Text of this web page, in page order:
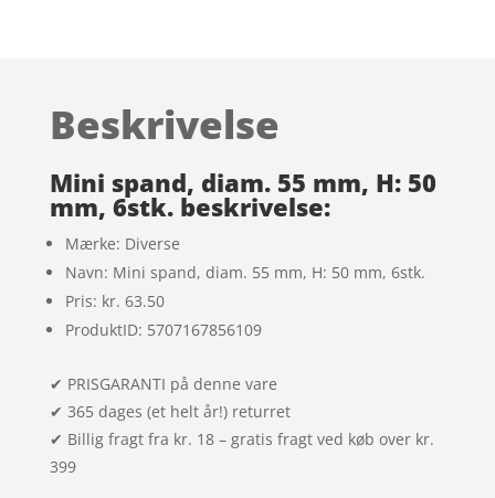
baseret
kundebe
dømmel
Beskrivelse
Mini spand, diam. 55 mm, H: 50
mm, 6stk. beskrivelse:
Mærke: Diverse
Navn: Mini spand, diam. 55 mm, H: 50 mm, 6stk.
Pris: kr. 63.50
ProduktID: 5707167856109
✔ PRISGARANTI på denne vare
✔ 365 dages (et helt år!) returret
✔ Billig fragt fra kr. 18 – gratis fragt ved køb over kr.
399